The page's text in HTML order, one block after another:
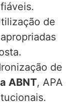
de
de
ABNT, APA